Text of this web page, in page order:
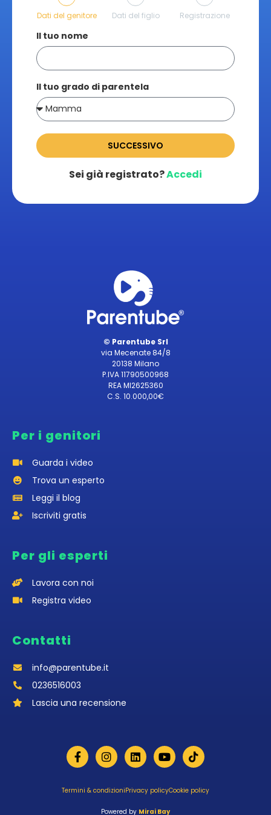
Dati del genitore
Dati del figlio
Registrazione
Il tuo nome
Il tuo grado di parentela
SUCCESSIVO
Sei già registrato?Accedi
© Parentube Srl
via Mecenate 84/8
20138 Milano
P.IVA 11790500968
REA MI2625360
C.S. 10.000,00€
Per i genitori
Guarda i video
Trova un esperto
Leggi il blog
Iscriviti gratis
Per gli esperti
Lavora con noi
Registra video
Contatti
info@parentube.it
0236516003‬
Lascia una recensione
Termini & condizioniPrivacy policyCookie policy
Powered by Mirai Bay